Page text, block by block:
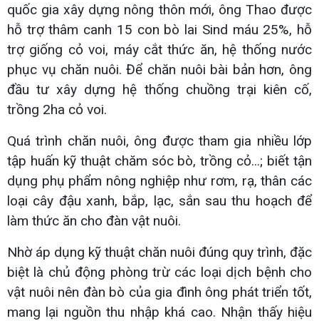
quốc gia xây dựng nông thôn mới, ông Thao được
hỗ trợ thâm canh 15 con bò lai Sind máu 25%, hỗ
trợ giống cỏ voi, máy cắt thức ăn, hệ thống nước
phục vụ chăn nuôi. Để chăn nuôi bài bản hơn, ông
đầu tư xây dựng hệ thống chuồng trại kiên cố,
trồng 2ha cỏ voi.
Quá trình chăn nuôi, ông được tham gia nhiều lớp
tập huấn kỹ thuật chăm sóc bò, trồng cỏ...; biết tận
dụng phụ phẩm nông nghiệp như rơm, rạ, thân các
loại cây đậu xanh, bắp, lạc, sắn sau thu hoạch để
làm thức ăn cho đàn vật nuôi.
Nhờ áp dụng kỹ thuật chăn nuôi đúng quy trình, đặc
biệt là chủ động phòng trừ các loại dịch bệnh cho
vật nuôi nên đàn bò của gia đình ông phát triển tốt,
mang lại nguồn thu nhập khá cao. Nhận thấy hiệu